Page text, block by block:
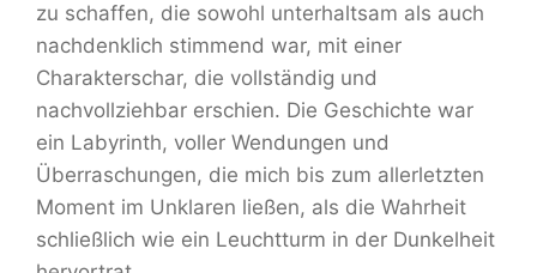
zu schaffen, die sowohl unterhaltsam als auch
nachdenklich stimmend war, mit einer
Charakterschar, die vollständig und
nachvollziehbar erschien. Die Geschichte war
ein Labyrinth, voller Wendungen und
Überraschungen, die mich bis zum allerletzten
Moment im Unklaren ließen, als die Wahrheit
schließlich wie ein Leuchtturm in der Dunkelheit